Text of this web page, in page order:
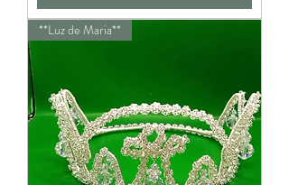
**Luz de Maria**